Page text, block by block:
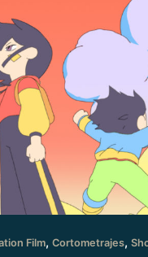
Film,Cortometrajes,